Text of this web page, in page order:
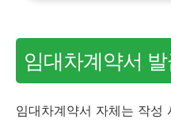
임대차계약서
임대차계약서 자체는 작성